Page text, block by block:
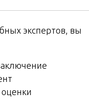
экспертов, вы